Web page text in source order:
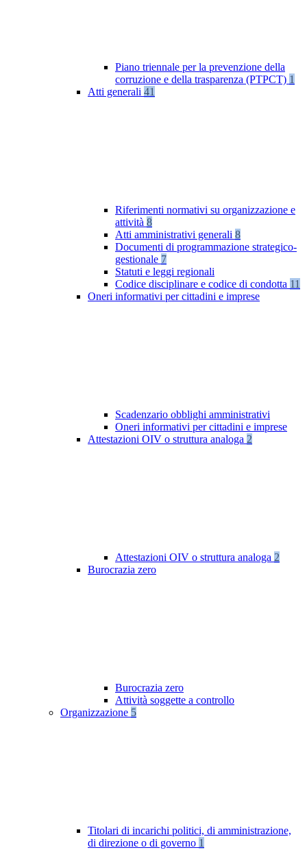
Piano triennale per la prevenzione della
corruzione e della trasparenza (PTPCT) 1
Atti generali 41
Riferimenti normativi su organizzazione e
attività 8
Atti amministrativi generali 8
Documenti di programmazione strategico-
gestionale 7
Statuti e leggi regionali
Codice disciplinare e codice di condotta 11
Oneri informativi per cittadini e imprese
Scadenzario obblighi amministrativi
Oneri informativi per cittadini e imprese
Attestazioni OIV o struttura analoga 2
Attestazioni OIV o struttura analoga 2
Burocrazia zero
Burocrazia zero
Attività soggette a controllo
Organizzazione 5
Titolari di incarichi politici, di amministrazione,
di direzione o di governo 1